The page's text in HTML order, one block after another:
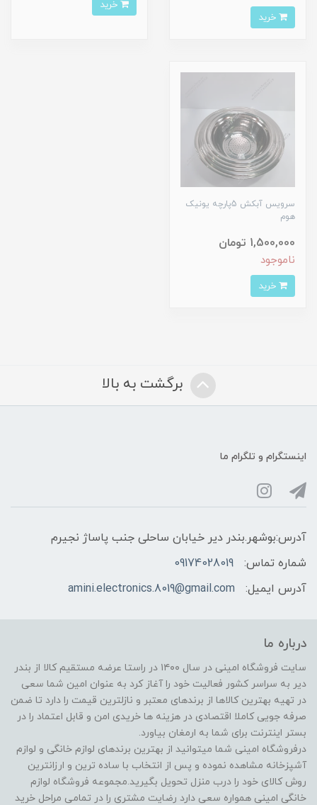
سرویس آبکش 5پارچه یونیک
هوم
1,500,000 تومان
ناموجود
برگشت به بالا
اینستگرام و تلگرام ما
آدرس:بوشهر.بندر دیر خیابان ساحلی جنب پاساژ نجیرم
شماره تماس:
09174028019
آدرس ایمیل:
amini.electronics.8019@gmail.com
درباره ما
سایت فروشگاه امینی در سال ۱۴۰۰ در راستا عرضه مستقیم کالا از بندر
دیر به سراسر کشور فعالیت خود را آغاز کرد به عنوان امین شما سعی
در تهیه بهترین کالاها از برندهای معتبر و نازلترین قیمت را دارد تا ضمن
صرفه جویی کاملا اقتصادی در هزینه ها خریدی امن و قابل اعتماد را در
بستر اینترنت برای شما به ارمغان بیاورد.
درفروشگاه امینی شما میتوانید از بهترین برندهای لوازم خانگی و لوازم
آشپزخانه مشاهده نموده و پس از انتخاب با ساده ترین و ارزانترین
روش کالای خود را درب منزل تحویل بگیرید.مجموعه فروشگاه لوازم
خانگی امینی همواره سعی دارد رضایت مشتری را در تمامی مراحل خرید